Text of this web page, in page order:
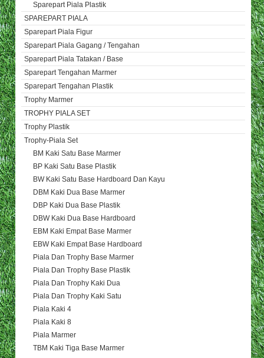
Sparepart Piala Plastik
SPAREPART PIALA
Sparepart Piala Figur
Sparepart Piala Gagang / Tengahan
Sparepart Piala Tatakan / Base
Sparepart Tengahan Marmer
Sparepart Tengahan Plastik
Trophy Marmer
TROPHY PIALA SET
Trophy Plastik
Trophy-Piala Set
BM Kaki Satu Base Marmer
BP Kaki Satu Base Plastik
BW Kaki Satu Base Hardboard Dan Kayu
DBM Kaki Dua Base Marmer
DBP Kaki Dua Base Plastik
DBW Kaki Dua Base Hardboard
EBM Kaki Empat Base Marmer
EBW Kaki Empat Base Hardboard
Piala Dan Trophy Base Marmer
Piala Dan Trophy Base Plastik
Piala Dan Trophy Kaki Dua
Piala Dan Trophy Kaki Satu
Piala Kaki 4
Piala Kaki 8
Piala Marmer
TBM Kaki Tiga Base Marmer